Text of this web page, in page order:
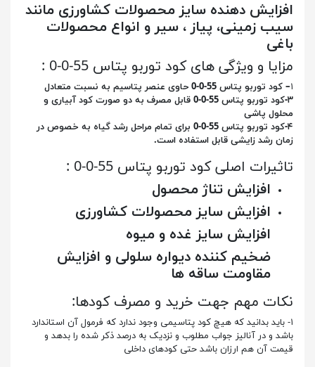
افزایش دهنده سایز محصولات کشاورزی مانند
سیب زمینی، پیاز ، سیر و انواع محصولات
باغی
مزایا و ویژگی های کود توربو پتاس 55-0-0 :
۱– کود توربو پتاس 55-0-0 حاوی عنصر پتاسیم به نسبت متعادل
۳-کود توربو پتاس 55-0-0 قابل مصرف به دو صورت کود آبیاری و
محلول پاشی
۴-کود توربو پتاس 55-0-0 برای تمام مراحل رشد گیاه به خصوص در
زمان رشد زایشی قابل استفاده است.
تاثیرات اصلی کود توربو پتاس 55-0-0 :
افزایش تناژ محصول
افزایش سایز محصولات کشاورزی
افزایش سایز غده و میوه
ضخیم کننده دیواره سلولی و افزایش
مقاومت ساقه ها
نکات مهم جهت خرید و مصرف کودها:
۱- باید بدانید که هیچ کود پتاسیمی وجود ندارد که فرمول آن استاندارد
باشد و در آنالیز جواب مطلوب و نزدیک به درصد ذکر شده را بدهد و
قیمت آن هم ارزان باشد حتی کودهای داخلی